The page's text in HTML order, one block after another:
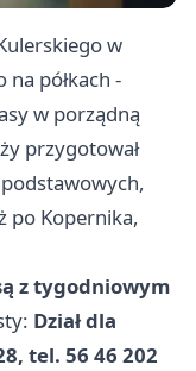
w
półkach -
w porządną
przygotował
po Kopernika,
z tygodniowym
Dział dla
tel. 56 46 202